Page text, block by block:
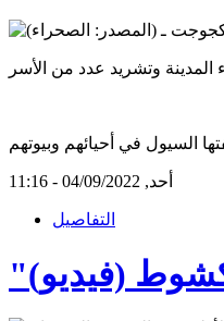
أحد, 04/09/2022 - 11:16
التفاصيل
(فيديو)